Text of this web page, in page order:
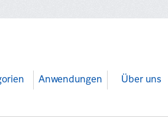
Anwendungen Über uns